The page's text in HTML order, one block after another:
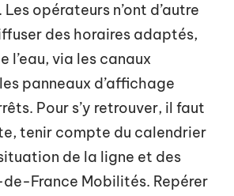
opérateurs n’ont d’autre
des horaires adaptés,
l’eau, via les canaux
panneaux d’affichage
Pour s’y retrouver, il faut
tenir compte du calendrier
de la ligne et des
de-France Mobilités. Repérer